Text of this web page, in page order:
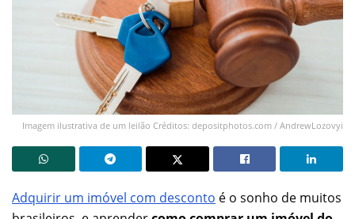
Imagem ilustrativa de um leilão Créditos: depositphotos.com / AndrewLozovyi
Adquirir um imóvel com desconto é o sonho de muitos